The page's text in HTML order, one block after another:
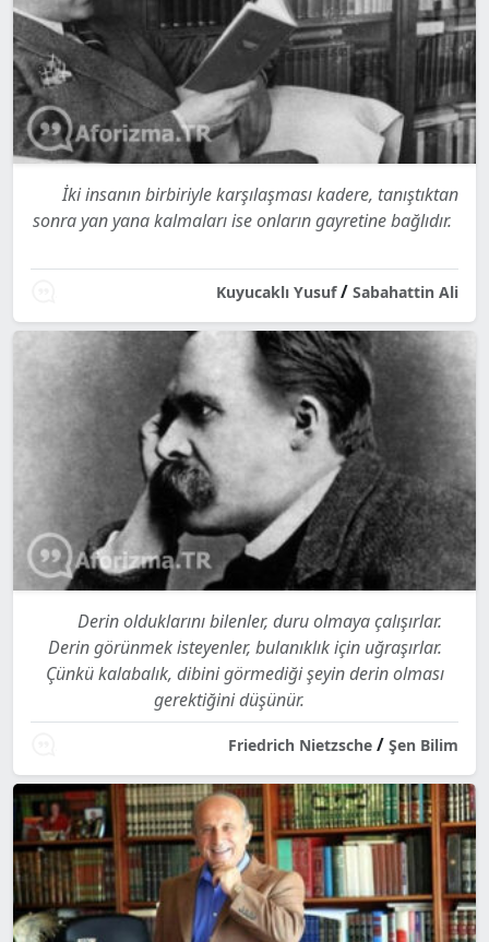
İki insanın birbiriyle karşılaşması kadere, tanıştıktan
sonra yan yana kalmaları ise onların gayretine bağlıdır.
Kuyucaklı Yusuf/ Sabahattin Ali
Derin olduklarını bilenler, duru olmaya çalışırlar.
Derin görünmek isteyenler, bulanıklık için uğraşırlar.
Çünkü kalabalık, dibini görmediği şeyin derin olması
gerektiğini düşünür.
Friedrich Nietzsche / Şen Bilim